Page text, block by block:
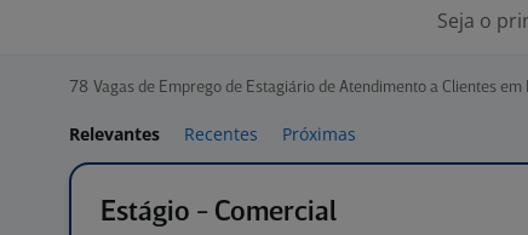
Seja o
78 Vagas de Emprego de Estagiário de Atendimento a Clientes em
Relevantes Recentes Próximas
Estágio - Comercial